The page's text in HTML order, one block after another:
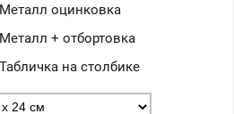
Металл оцинковка
Металл + отбортовка
Табличка на столбике